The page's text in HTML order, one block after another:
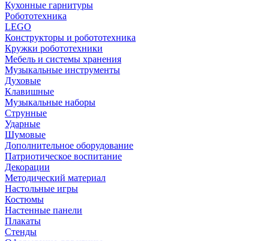
Кухонные гарнитуры
Робототехника
LEGO
Конструкторы и робототехника
Кружки робототехники
Мебель и системы хранения
Музыкальные инструменты
Духовые
Клавишные
Музыкальные наборы
Струнные
Ударные
Шумовые
Дополнительное оборудование
Патриотическое воспитание
Декорации
Методический материал
Настольные игры
Костюмы
Настенные панели
Плакаты
Стенды